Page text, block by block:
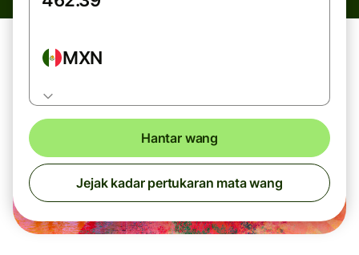
MXN
Hantar wang
Jejak kadar pertukaran mata wang